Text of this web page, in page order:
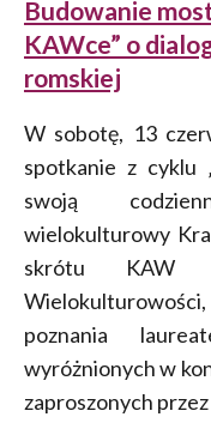
Budowanie
KAWce” o
romskiej
W sobotę, 13
spotkanie z cyklu
swoją
wielokulturowy
skrótu KAW
poznania
wyróżnionych w
zaproszonych